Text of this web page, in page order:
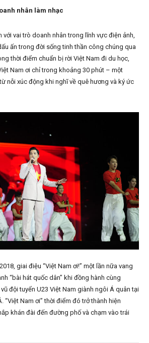
nhân làm nhạc
vai trò doanh nhân trong lĩnh vực điện ảnh,
ấn trong đời sống tinh thần công chúng qua
thời điểm chuẩn bị rời Việt Nam đi du học,
Nam ơi chỉ trong khoảng 30 phút – một
nỗi xúc động khi nghĩ về quê hương và ký ức
giai điệu “Việt Nam ơi!” một lần nữa vang
“bài hát quốc dân” khi đồng hành cùng
đội tuyển U23 Việt Nam giành ngôi Á quân tại
“Việt Nam ơi” thời điểm đó trở thành hiện
khán đài đến đường phố và chạm vào trái